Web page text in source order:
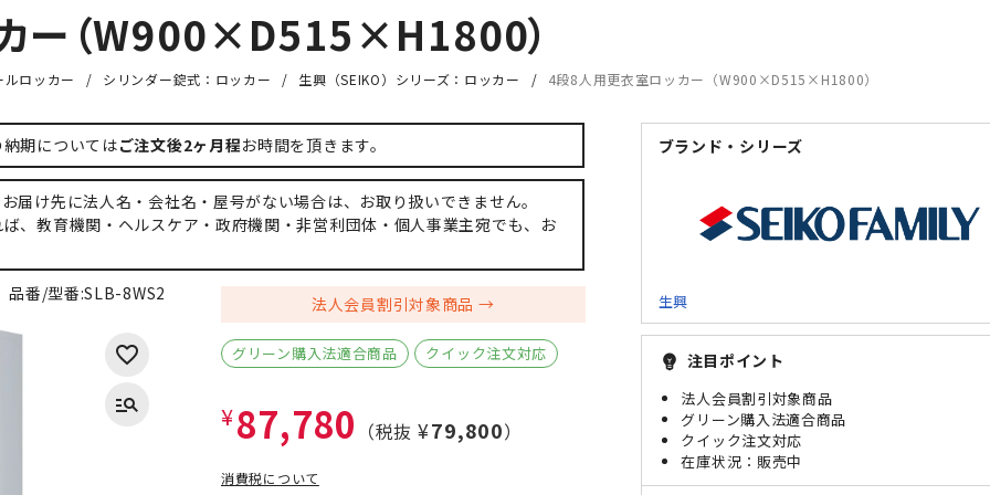
ー（W900×D515×H1800）
ロッカー シリンダー錠式：ロッカー 生興（SEIKO）シリーズ：ロッカー 4段8人用更衣室ロッカー（W900×D515×H1800）
期についてはご注文後2ヶ月程お時間を頂きます。
届け先に法人名・会社名・屋号がない場合は、お取り扱いできません。
、教育機関・ヘルスケア・政府機関・非営利団体・個人事業主宛でも、お
品番/型番:SLB-8WS2 法人会員割引対象商品
グリーン購入法適合商品 クイック注文対応
¥87,780 （税抜 ¥79,800）
消費税について
ブランド・シリーズ
生興
emoji_objects 注目ポイント
法人会員割引対象商品
グリーン購入法適合商品
クイック注文対応
販売中